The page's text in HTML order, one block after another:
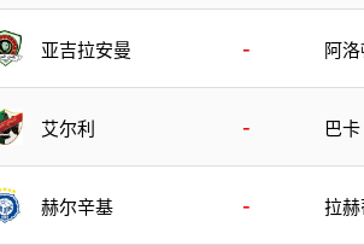
亚吉拉安曼 - 阿
艾尔利 - 巴卡
赫尔辛基 - 拉赫